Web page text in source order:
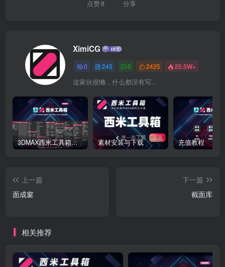
点赞8 分享
XimiCG
0 245 0 2425 25.5W+
这家伙很懒，什么都没有写...
3DMAX西米工具箱下载 素材安装与下载 充值教程
上一篇
面成窗
下一篇
截面库
相关推荐